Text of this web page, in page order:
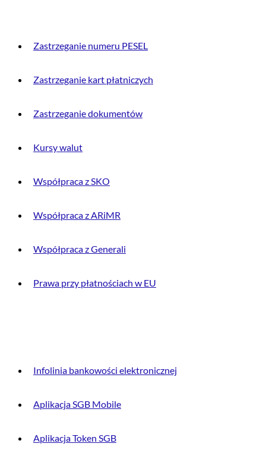
Zastrzeganie numeru PESEL
Zastrzeganie kart płatniczych
Zastrzeganie dokumentów
Kursy walut
Współpraca z SKO
Współpraca z ARiMR
Współpraca z Generali
Prawa przy płatnościach w EU
Infolinia bankowości elektronicznej
Aplikacja SGB Mobile
Aplikacja Token SGB